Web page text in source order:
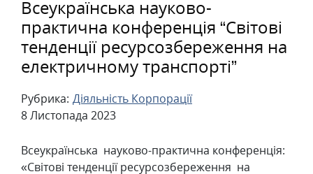
Всеукраїнська науково-
практична конференція “Світові
тенденції ресурсозбереження на
електричному транспорті”
Рубрика: Діяльність Корпорації
8 Листопада 2023
Всеукраїнська науково-практична конференція:
«Світові тенденції ресурсозбереження на